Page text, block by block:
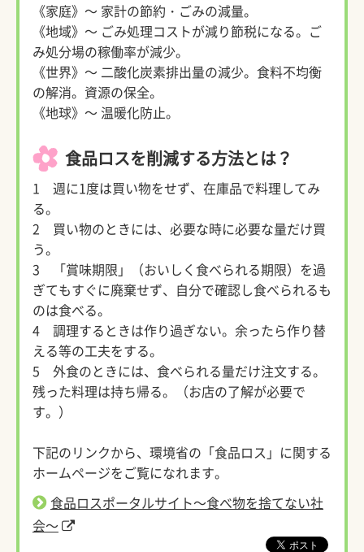
《家庭》～ 家計の節約・ごみの減量。
《地域》～ ごみ処理コストが減り節税になる。ご
み処分場の稼働率が減少。
《世界》～ 二酸化炭素排出量の減少。食料不均衡
の解消。資源の保全。
《地球》～ 温暖化防止。
食品ロスを削減する方法とは？
1 週に1度は買い物をせず、在庫品で料理してみ
る。
2 買い物のときには、必要な時に必要な量だけ買
う。
3 「賞味期限」（おいしく食べられる期限）を過
ぎてもすぐに廃棄せず、自分で確認し食べられるも
のは食べる。
4 調理するときは作り過ぎない。余ったら作り替
える等の工夫をする。
5 外食のときには、食べられる量だけ注文する。
残った料理は持ち帰る。（お店の了解が必要で
す。）
下記のリンクから、環境省の「食品ロス」に関する
ホームページをご覧になれます。
食品ロスポータルサイト～食べ物を捨てない社
会～